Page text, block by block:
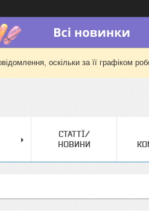
оскільки за її графіком
СТАТТЇ/
НОВИНИ